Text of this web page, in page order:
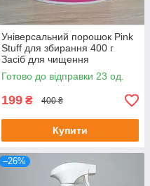
Універсальний порошок Pink
Stuff для збирання 400 г
Засіб для чищення
Готово до відправки 23 од.
199 ₴ 400 ₴
Купити
–26%